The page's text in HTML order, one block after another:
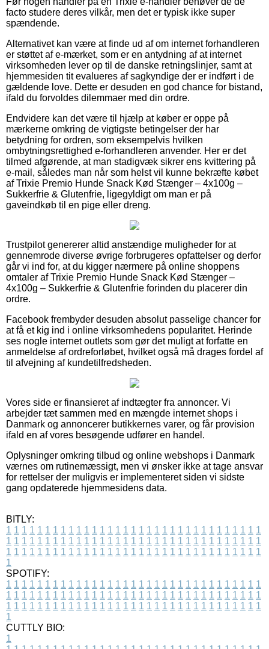
facto studere deres vilkår, men det er typisk ikke super
spændende.
Alternativet kan være at finde ud af om internet forhandleren
er støttet af e-mærket, som er en antydning af at internet
virksomheden lever op til de danske retningslinjer, samt at
hjemmesiden tit evalueres af sagkyndige der er indført i de
gældende love. Dette er desuden en god chance for bistand,
ifald du forvoldes dilemmaer med din ordre.
Endvidere kan det være til hjælp at køber er oppe på
mærkerne omkring de vigtigste betingelser der har
betydning for ordren, som eksempelvis hvilken
ombytningsrettighed e-forhandleren anvender. Her er det
tilmed afgørende, at man stadigvæk sikrer ens kvittering på
e-mail, således man når som helst vil kunne bekræfte købet
af Trixie Premio Hunde Snack Kød Stænger – 4x100g –
Sukkerfrie & Glutenfrie, ligegyldigt om man er på
gaveindkøb til en pige eller dreng.
Trustpilot genererer altid anstændige muligheder for at
gennemrode diverse øvrige forbrugeres opfattelser og derfor
går vi ind for, at du kigger nærmere på online shoppens
omtaler af Trixie Premio Hunde Snack Kød Stænger –
4x100g – Sukkerfrie & Glutenfrie forinden du placerer din
ordre.
Facebook frembyder desuden absolut passelige chancer for
at få et kig ind i online virksomhedens popularitet. Herinde
ses nogle internet outlets som gør det muligt at forfatte en
anmeldelse af ordreforløbet, hvilket også må drages fordel af
til afvejning af kundetilfredsheden.
Vores side er finansieret af indtægter fra annoncer. Vi
arbejder tæt sammen med en mængde internet shops i
Danmark og annoncerer butikkernes varer, og får provision
ifald en af vores besøgende udfører en handel.
Oplysninger omkring tilbud og online webshops i Danmark
værnes om rutinemæssigt, men vi ønsker ikke at tage ansvar
for rettelser der muligvis er implementeret siden vi sidste
gang opdaterede hjemmesidens data.
BITLY:
1 1 1 1 1 1 1 1 1 1 1 1 1 1 1 1 1 1 1 1 1 1 1 1 1 1 1 1 1 1 1 1 1
1 1 1 1 1 1 1 1 1 1 1 1 1 1 1 1 1 1 1 1 1 1 1 1 1 1 1 1 1 1 1 1 1
1 1 1 1 1 1 1 1 1 1 1 1 1 1 1 1 1 1 1 1 1 1 1 1 1 1 1 1 1 1 1 1 1
1
SPOTIFY:
1 1 1 1 1 1 1 1 1 1 1 1 1 1 1 1 1 1 1 1 1 1 1 1 1 1 1 1 1 1 1 1 1
1 1 1 1 1 1 1 1 1 1 1 1 1 1 1 1 1 1 1 1 1 1 1 1 1 1 1 1 1 1 1 1 1
1 1 1 1 1 1 1 1 1 1 1 1 1 1 1 1 1 1 1 1 1 1 1 1 1 1 1 1 1 1 1 1 1
1
CUTTLY BIO:
1